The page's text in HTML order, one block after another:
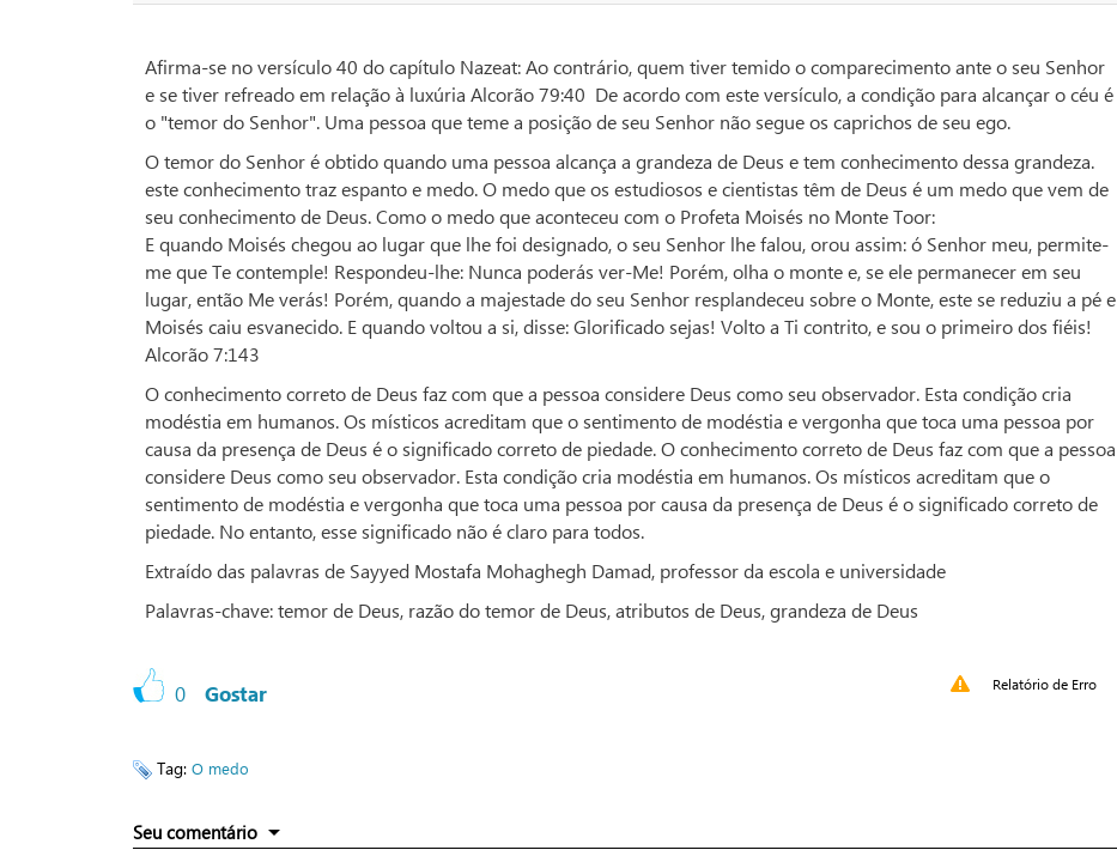
Afirma-se no versículo 40 do capítulo Nazeat: Ao contrário, quem tiver temido o comparecimento ante o seu Senhor
e se tiver refreado em relação à luxúria Alcorão 79:40 De acordo com este versículo, a condição para alcançar o céu é
o "temor do Senhor". Uma pessoa que teme a posição de seu Senhor não segue os caprichos de seu ego.
O temor do Senhor é obtido quando uma pessoa alcança a grandeza de Deus e tem conhecimento dessa grandeza.
este conhecimento traz espanto e medo. O medo que os estudiosos e cientistas têm de Deus é um medo que vem de
seu conhecimento de Deus. Como o medo que aconteceu com o Profeta Moisés no Monte Toor:
E quando Moisés chegou ao lugar que lhe foi designado, o seu Senhor lhe falou, orou assim: ó Senhor meu, permite-
me que Te contemple! Respondeu-lhe: Nunca poderás ver-Me! Porém, olha o monte e, se ele permanecer em seu
lugar, então Me verás! Porém, quando a majestade do seu Senhor resplandeceu sobre o Monte, este se reduziu a pé e
Moisés caiu esvanecido. E quando voltou a si, disse: Glorificado sejas! Volto a Ti contrito, e sou o primeiro dos fiéis!
Alcorão 7:143
O conhecimento correto de Deus faz com que a pessoa considere Deus como seu observador. Esta condição cria
modéstia em humanos. Os místicos acreditam que o sentimento de modéstia e vergonha que toca uma pessoa por
causa da presença de Deus é o significado correto de piedade. O conhecimento correto de Deus faz com que a pessoa
considere Deus como seu observador. Esta condição cria modéstia em humanos. Os místicos acreditam que o
sentimento de modéstia e vergonha que toca uma pessoa por causa da presença de Deus é o significado correto de
piedade. No entanto, esse significado não é claro para todos.
Extraído das palavras de Sayyed Mostafa Mohaghegh Damad, professor da escola e universidade
Palavras-chave: temor de Deus, razão do temor de Deus, atributos de Deus, grandeza de Deus
0 Gostar Relatório de Erro
Tag: O medo
Seu comentário